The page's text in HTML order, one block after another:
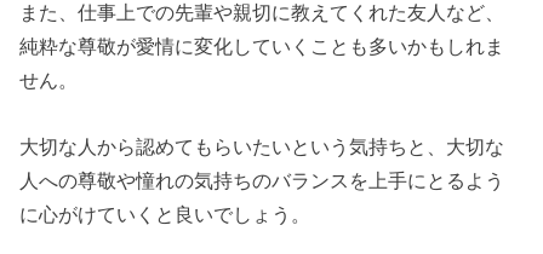
また、仕事上での先輩や親切に教えてくれた友人など、
純粋な尊敬が愛情に変化していくことも多いかもしれま
せん。
大切な人から認めてもらいたいという気持ちと、大切な
人への尊敬や憧れの気持ちのバランスを上手にとるよう
に心がけていくと良いでしょう。